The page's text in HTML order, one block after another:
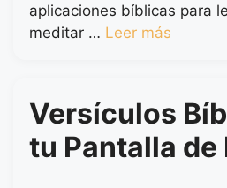
aplicaciones bíblicas para
meditar … Leer más
Versículos
tu Pantalla de